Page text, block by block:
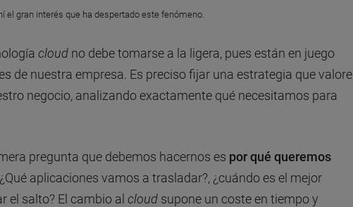
el gran interés que ha despertado este fenómeno.
cloudno debe tomarse a la ligera, pues están en juego
de nuestra empresa. Es preciso fijar una estrategia que valore
negocio, analizando exactamente qué necesitamos para
pregunta que debemos hacernos es por qué queremos
. ¿Qué aplicaciones vamos a trasladar?, ¿cuándo es el mejor
el salto? El cambio al cloud supone un coste en tiempo y